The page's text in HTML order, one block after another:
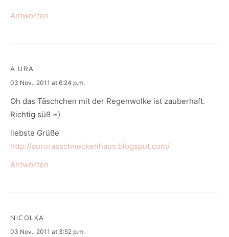
Antworten
A.URA
says:
03 Nov., 2011 at 6:24 p.m.
Oh das Täschchen mit der Regenwolke ist zauberhaft.
Richtig süß =)
liebste Grüße
http://aurorasschneckenhaus.blogspot.com/
Antworten
NICOLKA
says:
03 Nov., 2011 at 3:52 p.m.